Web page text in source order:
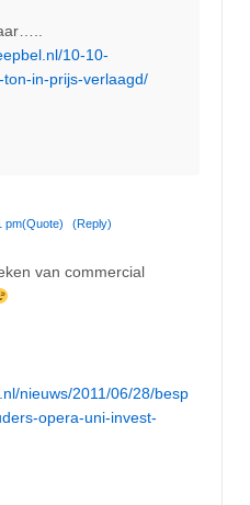
10-10-
in-prijs-verlaagd/
pm(Quote) (Reply)
van commercial
nieuws/2011/06/28/besp
opera-uni-invest-